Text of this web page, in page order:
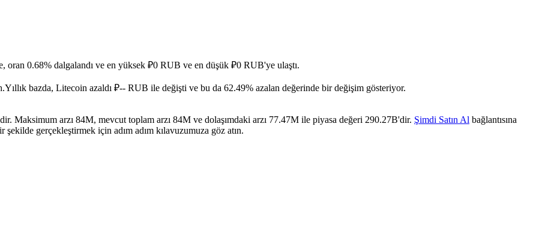
oran 0.68% dalgalandı ve en yüksek ₽0 RUB ve en düşük ₽0 RUB'ye ulaştı.
Yıllık bazda, Litecoin azaldı ₽-- RUB ile değişti ve bu da 62.49% azalan değerinde bir değişim gösteriyor.
arzı 84M, mevcut toplam arzı 84M ve dolaşımdaki arzı 77.47M ile piyasa değeri 290.27B'dir. Şimdi Satın Al bağlantısına
gerçekleştirmek için adım adım kılavuzumuza göz atın.